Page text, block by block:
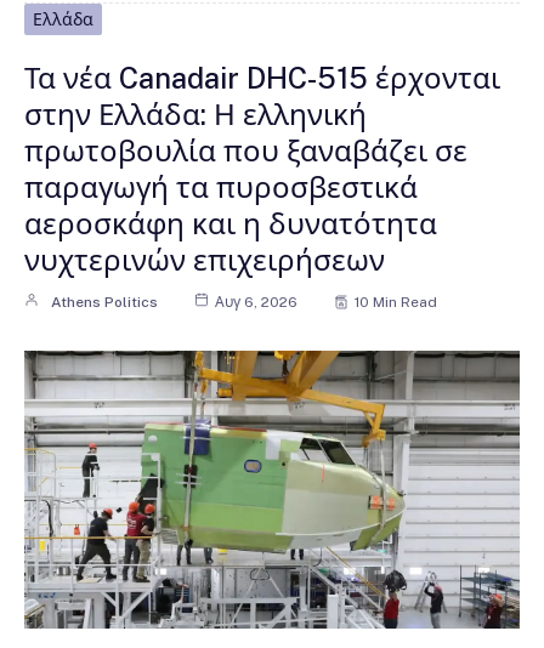
Ελλάδα
Τα νέα Canadair DHC-515 έρχονται
στην Ελλάδα: Η ελληνική
πρωτοβουλία που ξαναβάζει σε
παραγωγή τα πυροσβεστικά
αεροσκάφη και η δυνατότητα
νυχτερινών επιχειρήσεων
Athens Politics Αυγ 6, 2026 10 Min Read